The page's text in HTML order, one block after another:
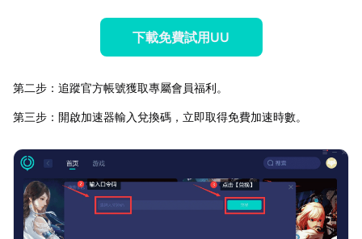
下載免費試用UU
第二步：追蹤官方帳號獲取專屬會員福利。
第三步：開啟加速器輸入兌換碼，立即取得免費加速時數。